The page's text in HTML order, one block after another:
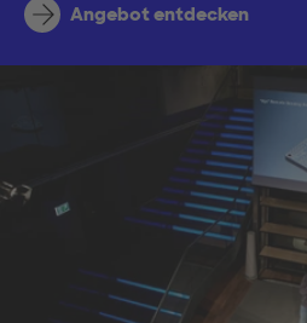
Angebot entdecken